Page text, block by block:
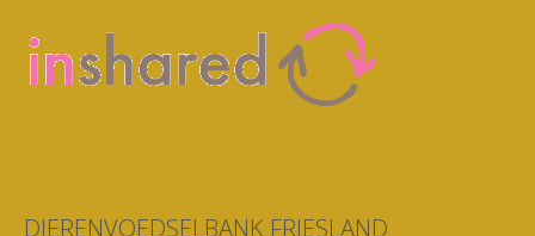
DIERENVOEDSELBANK FRIESLAND